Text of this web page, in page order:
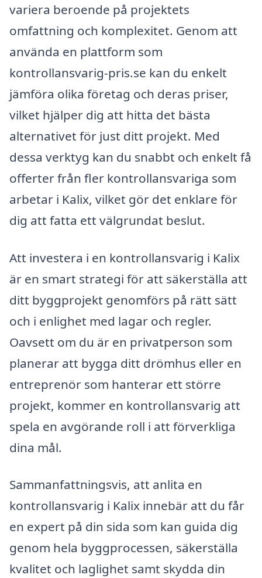
variera beroende på projektets
omfattning och komplexitet. Genom att
använda en plattform som
kontrollansvarig-pris.se kan du enkelt
jämföra olika företag och deras priser,
vilket hjälper dig att hitta det bästa
alternativet för just ditt projekt. Med
dessa verktyg kan du snabbt och enkelt få
offerter från fler kontrollansvariga som
arbetar i Kalix, vilket gör det enklare för
dig att fatta ett välgrundat beslut.
Att investera i en kontrollansvarig i Kalix
är en smart strategi för att säkerställa att
ditt byggprojekt genomförs på rätt sätt
och i enlighet med lagar och regler.
Oavsett om du är en privatperson som
planerar att bygga ditt drömhus eller en
entreprenör som hanterar ett större
projekt, kommer en kontrollansvarig att
spela en avgörande roll i att förverkliga
dina mål.
Sammanfattningsvis, att anlita en
kontrollansvarig i Kalix innebär att du får
en expert på din sida som kan guida dig
genom hela byggprocessen, säkerställa
kvalitet och laglighet samt skydda din